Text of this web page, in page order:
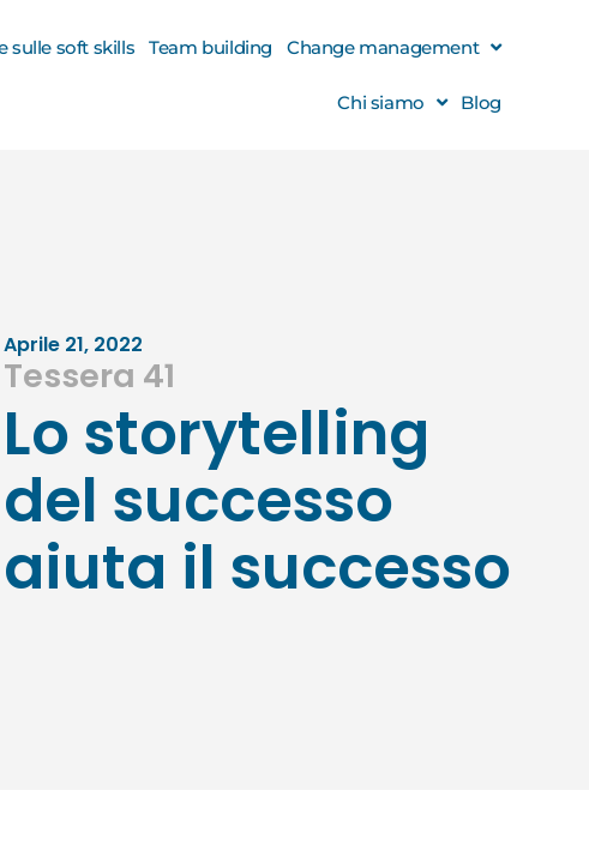
sulle soft skills Team building Change management
Chi siamo Blog
Aprile 21, 2022
Tessera 41
Lo storytelling
del successo
aiuta il successo